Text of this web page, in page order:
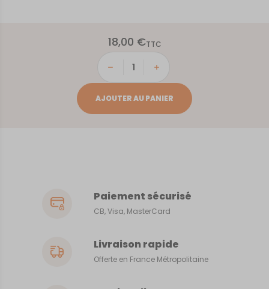
18,00 €TTC
quantité
Bergerac
AJOUTER AU PANIER
Paiement sécurisé
CB, Visa, MasterCard
Livraison rapide
Offerte en France Métropolitaine